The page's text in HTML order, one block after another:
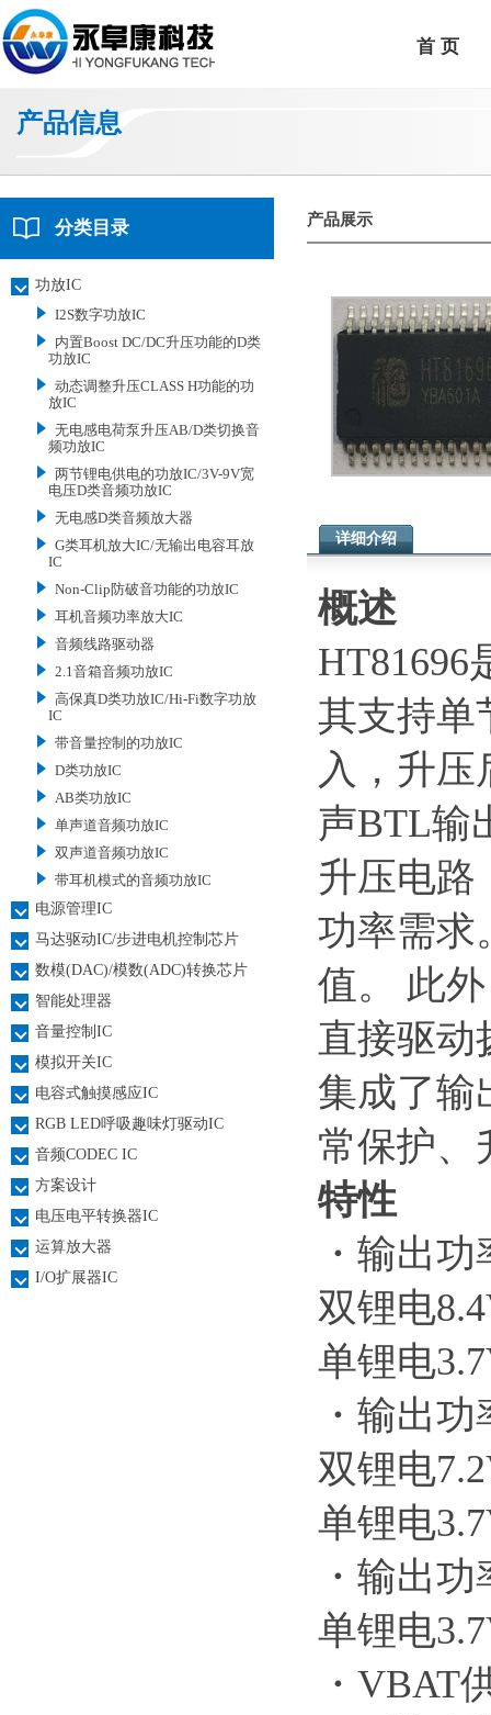
首 页
产品信息
分类目录
功放IC
I2S数字功放IC
内置Boost DC/DC升压功能的D类
功放IC
动态调整升压CLASS H功能的功
放IC
无电感电荷泵升压AB/D类切换音
频功放IC
两节锂电供电的功放IC/3V-9V宽
电压D类音频功放IC
无电感D类音频放大器
G类耳机放大IC/无输出电容耳放
IC
Non-Clip防破音功能的功放IC
耳机音频功率放大IC
音频线路驱动器
2.1音箱音频功放IC
高保真D类功放IC/Hi-Fi数字功放
IC
带音量控制的功放IC
D类功放IC
AB类功放IC
单声道音频功放IC
双声道音频功放IC
带耳机模式的音频功放IC
电源管理IC
马达驱动IC/步进电机控制芯片
数模(DAC)/模数(ADC)转换芯片
智能处理器
音量控制IC
模拟开关IC
电容式触摸感应IC
RGB LED呼吸趣味灯驱动IC
音频CODEC IC
方案设计
电压电平转换器IC
运算放大器
I/O扩展器IC
产品展示
详细介绍
概述
HT81696
其支持单
入，升
声BTL输
升压电路
功率需求
值。 此
直接驱动
集成了输
常保护、
特性
・输出
双锂电
单锂电
・输出
双锂电
单锂电
・输出
单锂电
・VBAT